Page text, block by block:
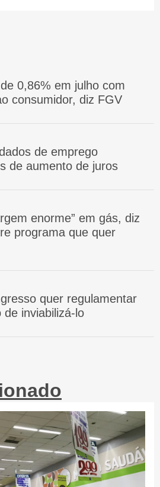
0,86% em julho com
consumidor, diz FGV
de emprego
de aumento de juros
enorme” em gás, diz
programa que quer
quer regulamentar
inviabilizá-lo